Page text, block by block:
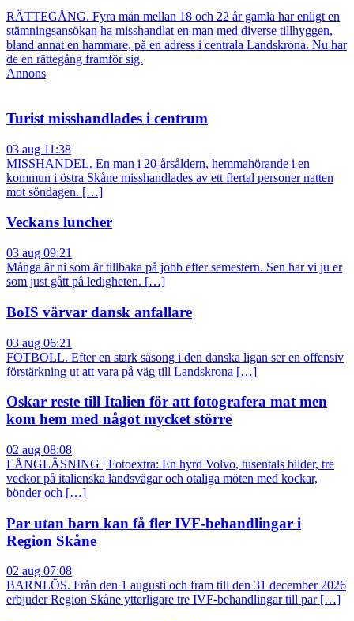
RÄTTEGÅNG. Fyra män mellan 18 och 22 år gamla har enligt en
stämningsansökan ha misshandlat en man med diverse tillhyggen,
bland annat en hammare, på en adress i centrala Landskrona. Nu har
de en rättegång framför sig.
Annons
Turist misshandlades i centrum
03 aug 11:38
MISSHANDEL. En man i 20-årsåldern, hemmahörande i en
kommun i östra Skåne misshandlades av ett flertal personer natten
mot söndagen. […]
Veckans luncher
03 aug 09:21
Många är ni som är tillbaka på jobb efter semestern. Sen har vi ju er
som just gått på ledigheten. […]
BoIS värvar dansk anfallare
03 aug 06:21
FOTBOLL. Efter en stark säsong i den danska ligan ser en offensiv
förstärkning ut att vara på väg till Landskrona […]
Oskar reste till Italien för att fotografera mat men
kom hem med något mycket större
02 aug 08:08
LÅNGLÄSNING | Fotoextra: En hyrd Volvo, tusentals bilder, tre
veckor på italienska landsvägar och otaliga möten med kockar,
bönder och […]
Par utan barn kan få fler IVF-behandlingar i
Region Skåne
02 aug 07:08
BARNLÖS. Från den 1 augusti och fram till den 31 december 2026
erbjuder Region Skåne ytterligare tre IVF-behandlingar till par […]